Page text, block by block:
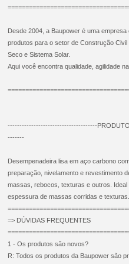
Desde 2004, a Baupower é uma
produtos para o setor de Construção
Seco e Sistema Solar.
Aqui você encontra qualidade, agilidade
--------------------------------------
-------
Desempenadeira lisa em aço carbono
preparação, nivelamento e revestimento
massas, rebocos, texturas e outros.
espessura de massas corridas e texturas.
=> DÚVIDAS FREQUENTES
1 - Os produtos são novos?
R: Todos os produtos da Baupower são